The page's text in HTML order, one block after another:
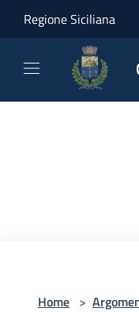
Regione Siciliana
Home >